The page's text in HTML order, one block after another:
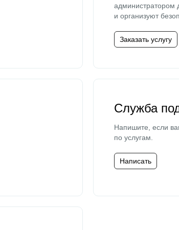
администратором
и организуют
Заказать услугу
Служба
Напишите, если
по услугам.
Написать